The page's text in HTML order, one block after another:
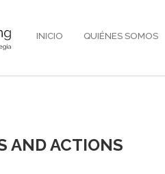
INICIO QUIÉNES SOMOS
AND ACTIONS